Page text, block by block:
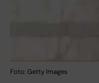
Foto: Getty Images